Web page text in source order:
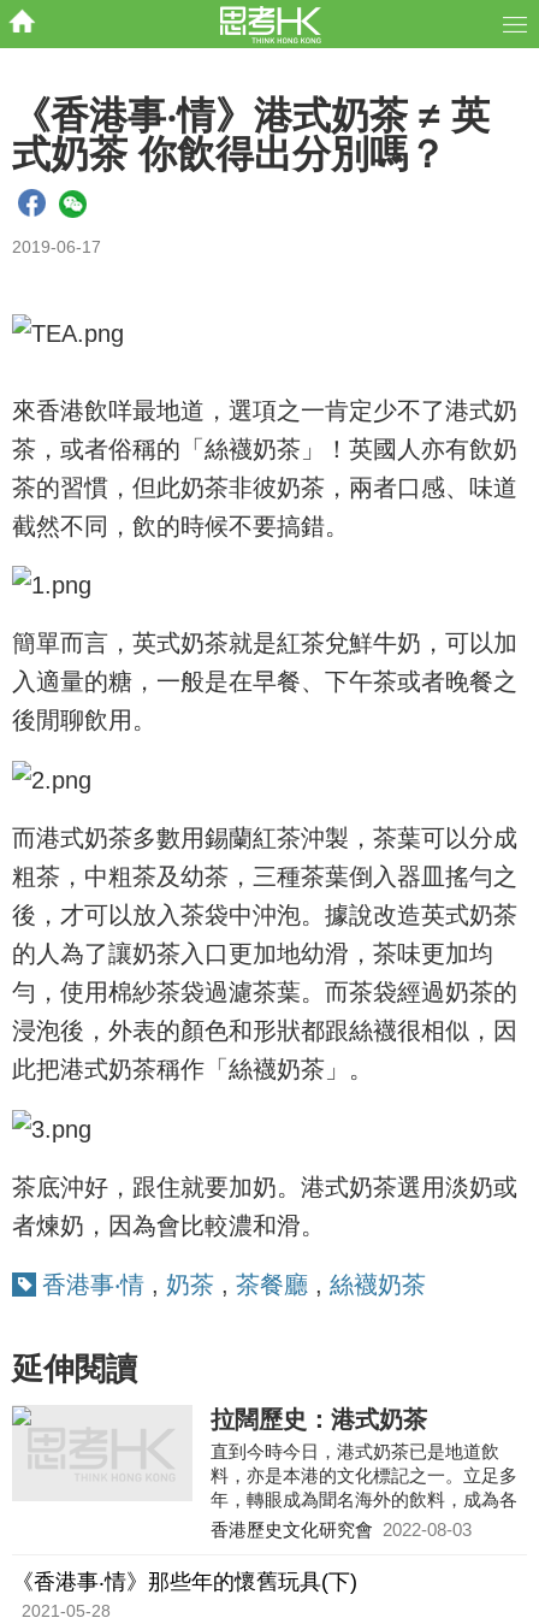
《香港事‧情》港式奶茶 ≠ 英
式奶茶 你飲得出分別嗎？
2019-06-17
來香港飲咩最地道，選項之一肯定少不了港式奶
茶，或者俗稱的「絲襪奶茶」！英國人亦有飲奶
茶的習慣，但此奶茶非彼奶茶，兩者口感、味道
截然不同，飲的時候不要搞錯。
簡單而言，英式奶茶就是紅茶兌鮮牛奶，可以加
入適量的糖，一般是在早餐、下午茶或者晚餐之
後閒聊飲用。
而港式奶茶多數用錫蘭紅茶沖製，茶葉可以分成
粗茶，中粗茶及幼茶，三種茶葉倒入器皿搖勻之
後，才可以放入茶袋中沖泡。據說改造英式奶茶
的人為了讓奶茶入口更加地幼滑，茶味更加均
勻，使用棉紗茶袋過濾茶葉。而茶袋經過奶茶的
浸泡後，外表的顏色和形狀都跟絲襪很相似，因
此把港式奶茶稱作「絲襪奶茶」。
茶底沖好，跟住就要加奶。港式奶茶選用淡奶或
者煉奶，因為會比較濃和滑。
香港事‧情 , 奶茶 , 茶餐廳 , 絲襪奶茶
延伸閱讀
拉闊歷史：港式奶茶
直到今時今日，港式奶茶已是地道飲
料，亦是本港的文化標記之一。立足多
年，轉眼成為聞名海外的飲料，成為各
地人士盼望一嚐的美味，成為香港人的
香港歷史文化研究會 2022-08-03
《香港事‧情》那些年的懷舊玩具(下)
2021-05-28